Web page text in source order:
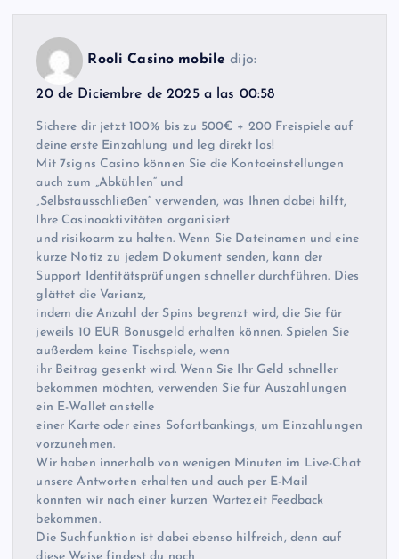
Rooli Casino mobile dijo:
20 de Diciembre de 2025 a las 00:58
Sichere dir jetzt 100% bis zu 500€ + 200 Freispiele auf
deine erste Einzahlung und leg direkt los!
Mit 7signs Casino können Sie die Kontoeinstellungen
auch zum „Abkühlen“ und
„Selbstausschließen“ verwenden, was Ihnen dabei hilft,
Ihre Casinoaktivitäten organisiert
und risikoarm zu halten. Wenn Sie Dateinamen und eine
kurze Notiz zu jedem Dokument senden, kann der
Support Identitätsprüfungen schneller durchführen. Dies
glättet die Varianz,
indem die Anzahl der Spins begrenzt wird, die Sie für
jeweils 10 EUR Bonusgeld erhalten können. Spielen Sie
außerdem keine Tischspiele, wenn
ihr Beitrag gesenkt wird. Wenn Sie Ihr Geld schneller
bekommen möchten, verwenden Sie für Auszahlungen
ein E-Wallet anstelle
einer Karte oder eines Sofortbankings, um Einzahlungen
vorzunehmen.
Wir haben innerhalb von wenigen Minuten im Live-Chat
unsere Antworten erhalten und auch per E-Mail
konnten wir nach einer kurzen Wartezeit Feedback
bekommen.
Die Suchfunktion ist dabei ebenso hilfreich, denn auf